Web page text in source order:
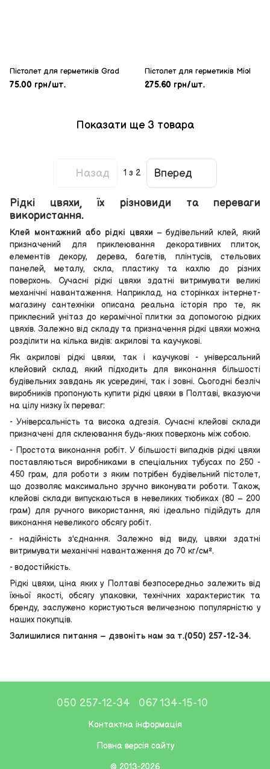
Пістолет для герметиків Grad
75.00 грн/шт.
Пістолет для герметиків Miol
275.60 грн/шт.
Показати ще 3 товара
Назад 1 з 2 Вперед
Рідкі цвяхи, їх різновиди та переваги
використання.
Клей монтажний або рідкі цвяхи – будівельний клей, який
призначений для приклеювання декоративних плиток,
елементів декору, дерева, багетів, плінтусів, стельових
панелей, металу, скла, пластику та кахлю до різних
поверхонь. Сучасні рідкі цвяхи здатні витримувати великі
механічні навантаження. Наприклад, на сторінках інтернет-
магазину сантехніки описана реальна історія про те, як
приклеєний унітаз до керамічної плитки за допомогою рідких
цвяхів. Залежно від складу та призначення рідкі цвяхи можна
розділити на кілька видів: акрилові та каучукові.
Як акрилові рідкі цвяхи, так і каучукові - універсальний
клейовий склад, який підходить для виконання більшості
будівельних завдань як усередині, так і зовні. Сьогодні безліч
виробників пропонують купити рідкі цвяхи в Полтаві, вказуючи
на цілу низку їх переваг:
- Універсальність та висока адгезія. Сучасні клейові склади
призначені для склеювання будь-яких поверхонь між собою.
- Простота виконання робіт. У більшості випадків рідкі цвяхи
поставляються виробниками в спеціальних тубусах по 250 -
450 грам, для роботи з яким потрібен будівельний пістолет,
що дозволяє максимально зручно виконувати роботи. Також,
клейові склади випускаються в невеликих тюбиках (80 – 200
грам) для ручного використання, які ідеально підійдуть для
виконання невеликого обсягу робіт.
- надійність з'єднання. Залежно від виду, цвяхи здатні
витримувати механічні навантаження до 70 кг/см².
- водостійкість.
Рідкі цвяхи, ціна яких у Полтаві безпосередньо залежить від
їхньої якості, обсягу упаковки, технічних характеристик та
бренду, заслужено користуються величезною популярністю у
наших покупців.
Залишилися питання – дзвоніть нам за т.(050) 257-12-34.
050 257-12-34 067 134-15-10
Контактна інформація
Повна версія сайту
© 2013-2026